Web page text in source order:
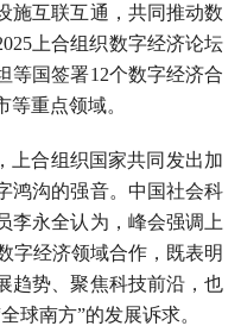
施互联互通，共同推动数
上合组织数字经济论坛
等国签署12个数字经济合
重点领域。
上合组织国家共同发出加
鸿沟的强音。中国社会科
李永全认为，峰会强调上
字经济领域合作，既表明
趋势、聚焦科技前沿，也
球南方”的发展诉求。